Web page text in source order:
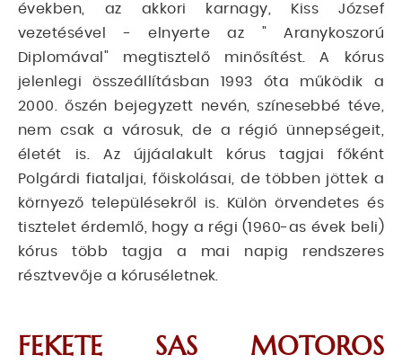
években, az akkori karnagy, Kiss József
vezetésével - elnyerte az " Aranykoszorú
Diplomával" megtisztelő minősítést. A kórus
jelenlegi összeállításban 1993 óta működik a
2000. őszén bejegyzett nevén, színesebbé téve,
nem csak a városuk, de a régió ünnepségeit,
életét is. Az újjáalakult kórus tagjai főként
Polgárdi fiataljai, főiskolásai, de többen jöttek a
környező településekről is. Külön örvendetes és
tisztelet érdemlő, hogy a régi (1960-as évek beli)
kórus több tagja a mai napig rendszeres
résztvevője a kóruséletnek.
FEKETE SAS MOTOROS